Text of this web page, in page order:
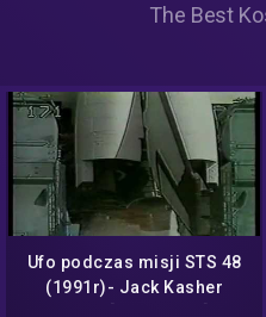
The Best
Ufo podczas misji STS 48
(1991r)- Jack Kasher